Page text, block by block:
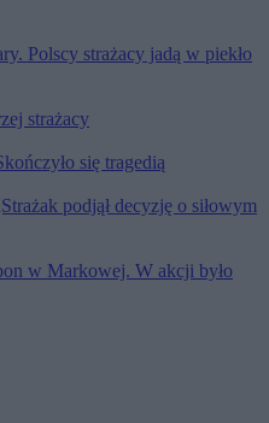
Polscy strażacy jadą w piekło
strażacy
się tragedią
podjął decyzję o siłowym
w Markowej. W akcji było